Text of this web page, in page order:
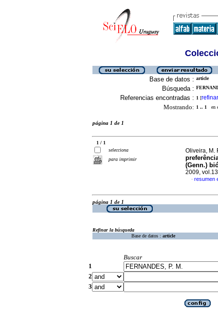
Base de datos : article
Búsqueda :
Referencias encontradas : 1 [refinar
Mostrando: 1 .. 1 en
página 1 de 1
1 / 1
selecciona
para imprimir
Oliveira, M.
(Genn.)
2009,
· resumen
página 1 de 1
Refinar la búsqueda
Base de datos : article
Buscar
1
2
3